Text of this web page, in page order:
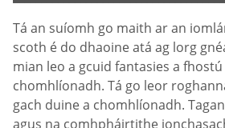
Tá an suíomh go maith ar an
scoth é do dhaoine atá ag lorg
mian leo a gcuid fantasies a fhostú
chomhlíonadh. Tá go leor
gach duine a chomhlíonadh.
agus na comhpháirtithe